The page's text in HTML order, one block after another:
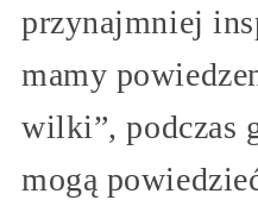
przynajmniej
mamy
wilki”, podczas
mogą